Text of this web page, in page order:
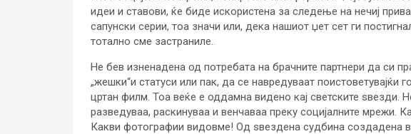
идеи и ставови, ќе биде искористена за следење на нечиј
сапунски серии, тоа значи или, дека нашиот џет сет ги
тотално сме застраниле.
Не бев изненадена од потребата на брачните партнери да си
„жешки“и статуси или пак, да се навредуваат поистоветувајќи
цртан филм. Тоа веќе е оддамна видено кај светските ѕвезди.
разведуваа, раскинуваа и венчаваа преку социјалните мрежи.
Какви фотографии видовме! Од ѕвездена судбина создадена